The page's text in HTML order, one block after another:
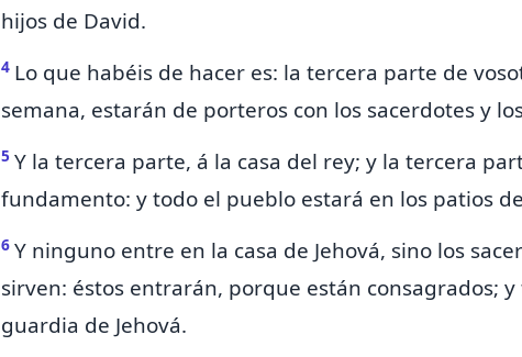
hijos de David.
4 Lo que habéis de hacer es: la tercera parte de
semana, estarán de porteros con los sacerdotes y
5 Y la tercera parte, á la casa del rey; y la tercera
fundamento: y todo el pueblo estará en los patios
6 Y ninguno entre en la casa de Jehová, sino los
sirven: éstos entrarán, porque están consagrados;
guardia de Jehová.